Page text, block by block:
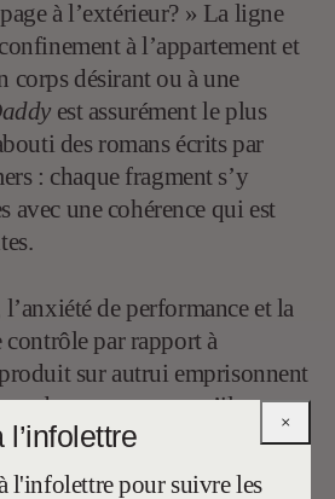
à l’extérieur? » La ligne
à l’appartement et
corps désirant ou à une
est assurément le plus
des romans écrits par
: chaque fragment s’y
avec une cohérence qui est
l’anxiété de performance et la
contrôle par rapport à
sur autrui emprisonnent
dans un carcan qu’il ne
se soumettant aux interdits.
tendresse et violence
×
l’infolettre
l'infolettre pour suivre les